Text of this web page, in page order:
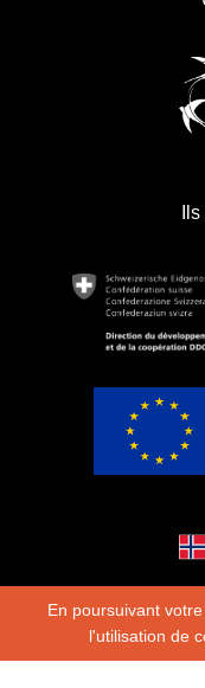
En poursuivant
l'utilisation de